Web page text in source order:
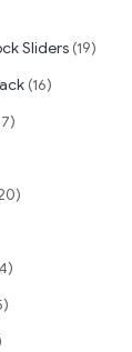
Sliders (19)
(16)